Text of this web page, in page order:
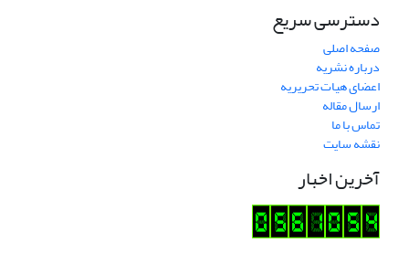
دسترسی سریع
صفحه اصلی
درباره نشریه
اعضای هیات تحریریه
ارسال مقاله
تماس با ما
نقشه سایت
آخرین اخبار